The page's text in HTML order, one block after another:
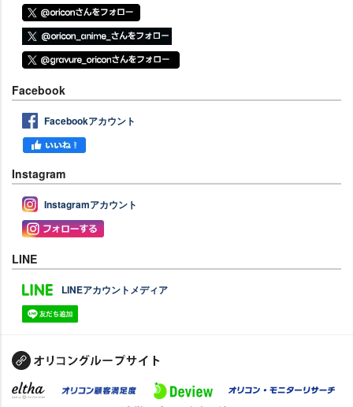
Facebook
Facebookアカウント
Instagram
Instagramアカウント
LINE
LINEアカウントメディア